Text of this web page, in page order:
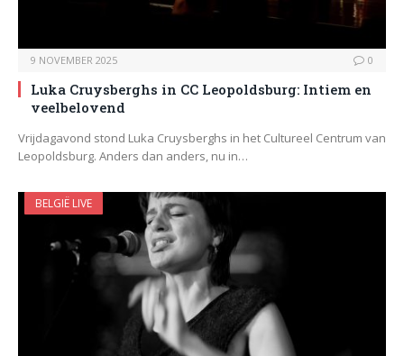
9 NOVEMBER 2025 0
Luka Cruysberghs in CC Leopoldsburg: Intiem en
veelbelovend
Vrijdagavond stond Luka Cruysberghs in het Cultureel Centrum van
Leopoldsburg. Anders dan anders, nu in…
BELGIË LIVE